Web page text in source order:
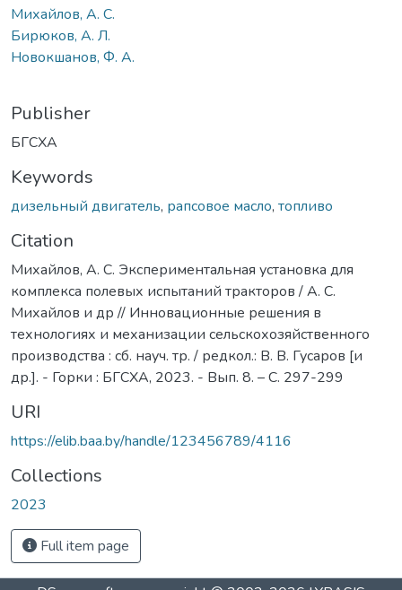
Михайлов, А. С.
Бирюков, А. Л.
Новокшанов, Ф. А.
Publisher
БГСХА
Keywords
дизельный двигатель, рапсовое масло, топливо
Citation
Михайлов, А. С. Экспериментальная установка для
комплекса полевых испытаний тракторов / А. С.
Михайлов и др // Инновационные решения в
технологиях и механизации сельскохозяйственного
производства : сб. науч. тр. / редкол.: В. В. Гусаров [и
др.]. - Горки : БГСХА, 2023. - Вып. 8. – С. 297-299
URI
https://elib.baa.by/handle/123456789/4116
Collections
2023
Full item page